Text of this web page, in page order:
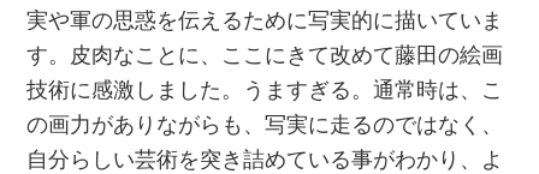
実や軍の思惑を伝えるために写実的に描いていま
す。皮肉なことに、ここにきて改めて藤田の絵画
技術に感激しました。うますぎる。通常時は、こ
の画力がありながらも、写実に走るのではなく、
自分らしい芸術を突き詰めている事がわかり、よ